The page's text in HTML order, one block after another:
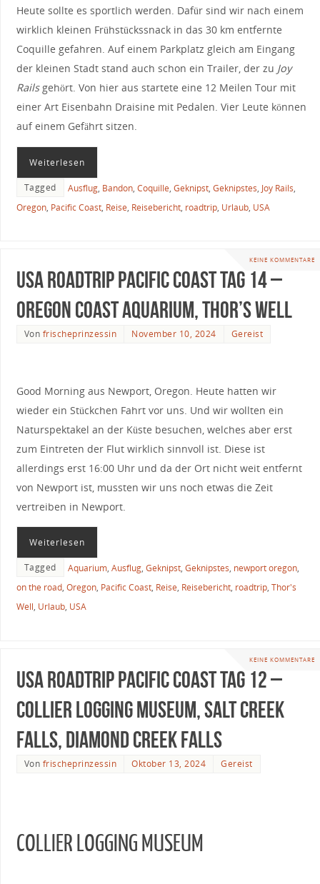
Heute sollte es sportlich werden. Dafür sind wir nach einem
wirklich kleinen Frühstückssnack in das 30 km entfernte
Coquille gefahren. Auf einem Parkplatz gleich am Eingang
der kleinen Stadt stand auch schon ein Trailer, der zu Joy
Rails gehört. Von hier aus startete eine 12 Meilen Tour mit
einer Art Eisenbahn Draisine mit Pedalen. Vier Leute können
auf einem Gefährt sitzen.
Weiterlesen
Tagged Ausflug, Bandon, Coquille, Geknipst, Geknipstes, Joy Rails,
Oregon, Pacific Coast, Reise, Reisebericht, roadtrip, Urlaub, USA
KEINE KOMMENTARE
USA Roadtrip Pacific Coast Tag 14 –
Oregon Coast Aquarium, Thor’s Well
Von frischeprinzessin November 10, 2024 Gereist
Good Morning aus Newport, Oregon. Heute hatten wir
wieder ein Stückchen Fahrt vor uns. Und wir wollten ein
Naturspektakel an der Küste besuchen, welches aber erst
zum Eintreten der Flut wirklich sinnvoll ist. Diese ist
allerdings erst 16:00 Uhr und da der Ort nicht weit entfernt
von Newport ist, mussten wir uns noch etwas die Zeit
vertreiben in Newport.
Weiterlesen
Tagged Aquarium, Ausflug, Geknipst, Geknipstes, newport oregon,
on the road, Oregon, Pacific Coast, Reise, Reisebericht, roadtrip, Thor's
Well, Urlaub, USA
KEINE KOMMENTARE
USA Roadtrip Pacific Coast Tag 12 –
Collier Logging Museum, Salt Creek
Falls, Diamond Creek Falls
Von frischeprinzessin Oktober 13, 2024 Gereist
COLLIER LOGGING MUSEUM